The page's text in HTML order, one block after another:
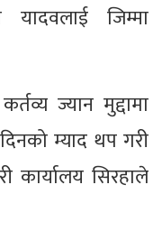
यादवलाई जिम्मा
ज्यान मुद्दामा
म्याद थप गरी
कार्यालय सिरहाले